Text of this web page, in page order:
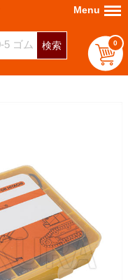
検索 0
Menu Menu